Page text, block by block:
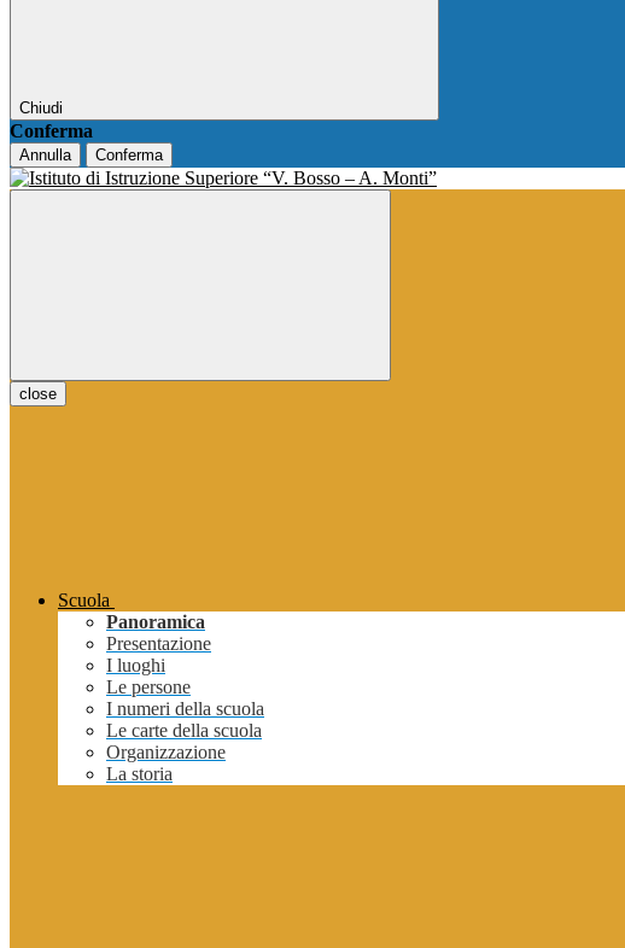
Chiudi
Conferma
Annulla Conferma
close
Scuola
Panoramica
Presentazione
I luoghi
Le persone
I numeri della scuola
Le carte della scuola
Organizzazione
La storia